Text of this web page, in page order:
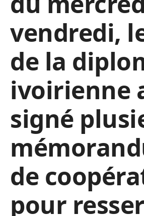
vendredi,
de la
ivoirienne
signé
de
pour